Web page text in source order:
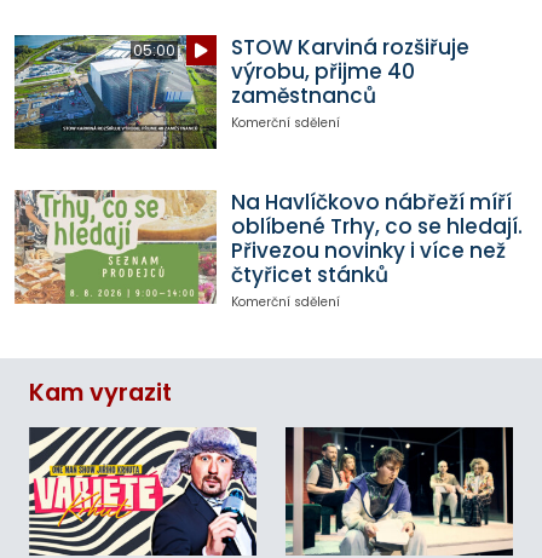
05:00
STOW Karviná rozšiřuje
výrobu, přijme 40
zaměstnanců
Komerční sdělení
Na Havlíčkovo nábřeží míří
oblíbené Trhy, co se hledají.
Přivezou novinky i více než
čtyřicet stánků
Komerční sdělení
Kam vyrazit